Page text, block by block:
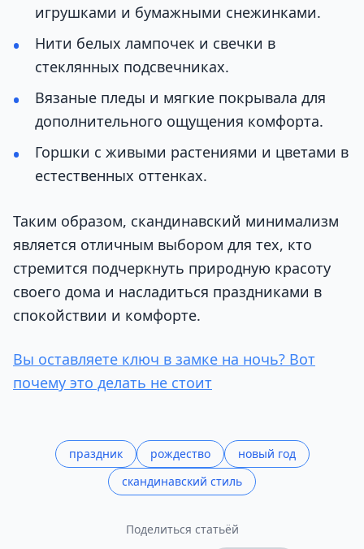
игрушками и бумажными снежинками.
Нити белых лампочек и свечки в
стеклянных подсвечниках.
Вязаные пледы и мягкие покрывала для
дополнительного ощущения комфорта.
Горшки с живыми растениями и цветами в
естественных оттенках.
Таким образом, скандинавский минимализм
является отличным выбором для тех, кто
стремится подчеркнуть природную красоту
своего дома и насладиться праздниками в
спокойствии и комфорте.
Вы оставляете ключ в замке на ночь? Вот
почему это делать не стоит
праздник рождество
новый год
скандинавский стиль
Поделиться статьёй